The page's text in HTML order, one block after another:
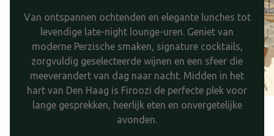
Van ontspannen ochtenden en elegante lunches tot
levendige late-night lounge-uren. Geniet van
moderne Perzische smaken, signature cocktails,
zorgvuldig geselecteerde wijnen en een sfeer die
meeverandert van dag naar nacht. Midden in het
hart van Den Haag is Firoozi de perfecte plek voor
lange gesprekken, heerlijk eten en onvergetelijke
avonden.